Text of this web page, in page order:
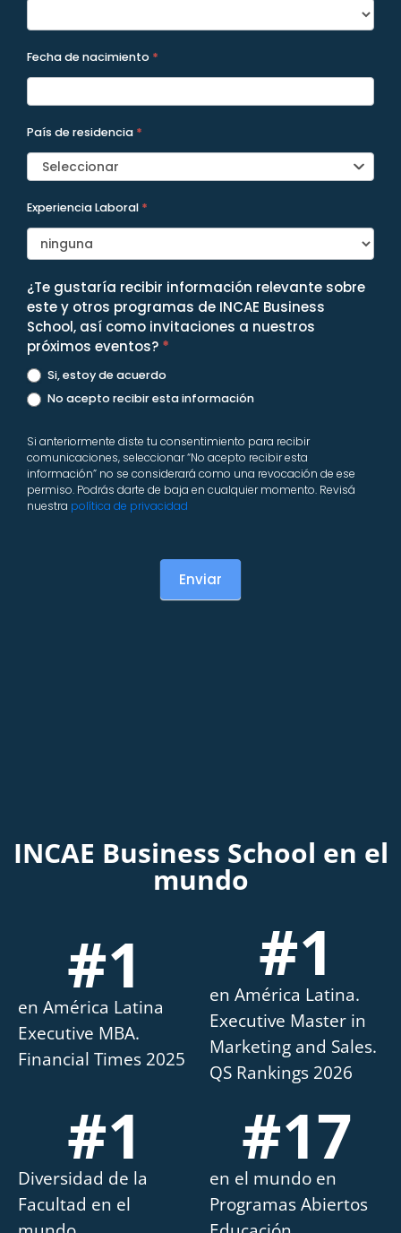
Fecha de nacimiento *
País de residencia *
Seleccionar
Experiencia Laboral *
¿Te gustaría recibir información relevante sobre
este y otros programas de INCAE Business
School, así como invitaciones a nuestros
próximos eventos? *
Si, estoy de acuerdo
No acepto recibir esta información
Si anteriormente diste tu consentimiento para recibir
comunicaciones, seleccionar “No acepto recibir esta
información” no se considerará como una revocación de ese
permiso. Podrás darte de baja en cualquier momento. Revisá
nuestra política de privacidad
Enviar
INCAE Business School en el
mundo
en América Latina
Executive MBA.
Financial Times 2025
#1
en América Latina.
Executive Master in
Marketing and Sales.
QS Rankings 2026
#1
Diversidad de la
Facultad en el
#1
en el mundo en
Programas Abiertos
#17